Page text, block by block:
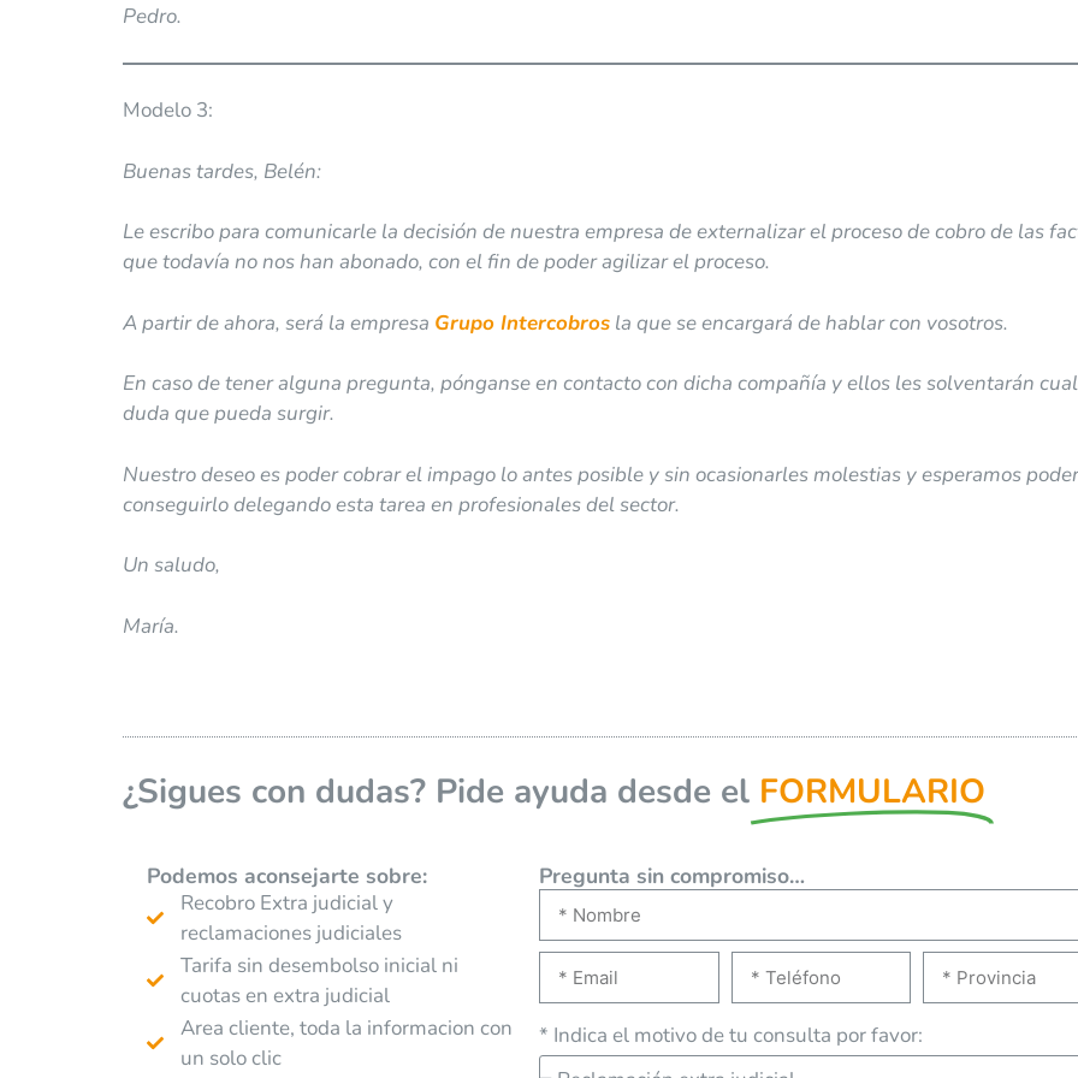
Pedro.
Modelo 3:
Buenas tardes, Belén:
Le escribo para comunicarle la decisión de nuestra empresa de externalizar el proceso de cobro de las
que todavía no nos han abonado, con el fin de poder agilizar el proceso.
A partir de ahora, será la empresa Grupo Intercobros la que se encargará de hablar con vosotros.
En caso de tener alguna pregunta, pónganse en contacto con dicha compañía y ellos les solventarán
duda que pueda surgir.
Nuestro deseo es poder cobrar el impago lo antes posible y sin ocasionarles molestias y esperamos poder
conseguirlo delegando esta tarea en profesionales del sector.
Un saludo,
María.
¿Sigues con dudas? Pide ayuda desde el FORMULARIO
Podemos aconsejarte sobre:
Recobro Extra judicial y
reclamaciones judiciales
Tarifa sin desembolso inicial ni
cuotas en extra judicial
Area cliente, toda la informacion con
un solo clic
Pregunta sin compromiso…
* Indica el motivo de tu consulta por favor: